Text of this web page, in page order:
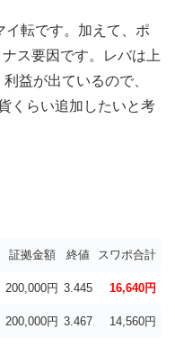
イ転です。加えて、ポ
ス要因です。レバは上
益が出ているので、
くらい追加したいと考
証拠金額 終値 スワポ合計
200,000円 3.445 16,640円
200,000円 3.467 14,560円